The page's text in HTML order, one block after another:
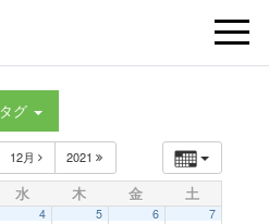
t
タグ
12月 2021
水 木 金 土
4 5 6 7